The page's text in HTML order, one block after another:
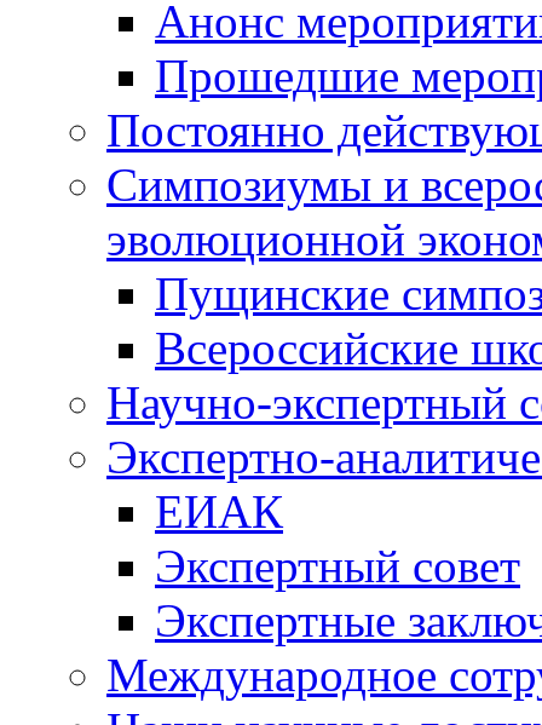
Анонс
Прошедшие
Постоянно
Симпозиумы и
эволюционной
Пущинские
Всероссийские
Научно-экспертный
Экспертно-
ЕИАК
Экспертный совет
Экспертные
Международное